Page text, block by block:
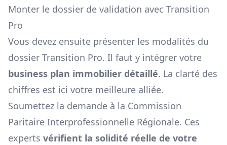
Monter le dossier de validation avec Transition
Pro
Vous devez ensuite présenter les modalités du
dossier Transition Pro. Il faut y intégrer votre
business plan immobilier détaillé. La clarté des
chiffres est ici votre meilleure alliée.
Soumettez la demande à la Commission
Paritaire Interprofessionnelle Régionale. Ces
experts vérifient la solidité réelle de votre